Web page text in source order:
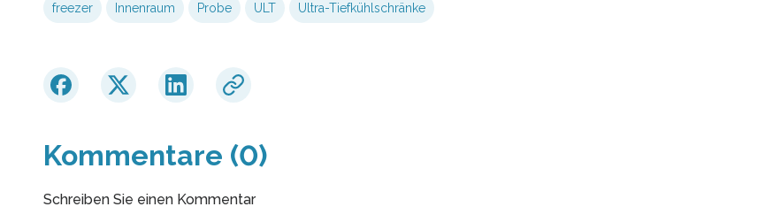
freezer Innenraum Probe ULT Ultra-Tiefkühlschränke
Kommentare (0)
Schreiben Sie einen Kommentar